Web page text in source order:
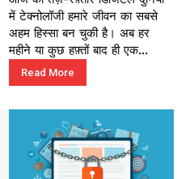
में टेक्नोलॉजी हमारे जीवन का सबसे
अहम हिस्सा बन चुकी है। अब हर
महीने या कुछ हफ़्तों बाद ही एक...
Read More